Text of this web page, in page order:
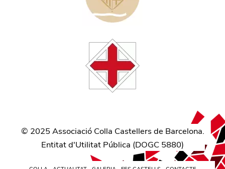
© 2025Associació Colla Castellers de Barcelona.
Entitat d'Utilitat Pública (DOGC 5880)